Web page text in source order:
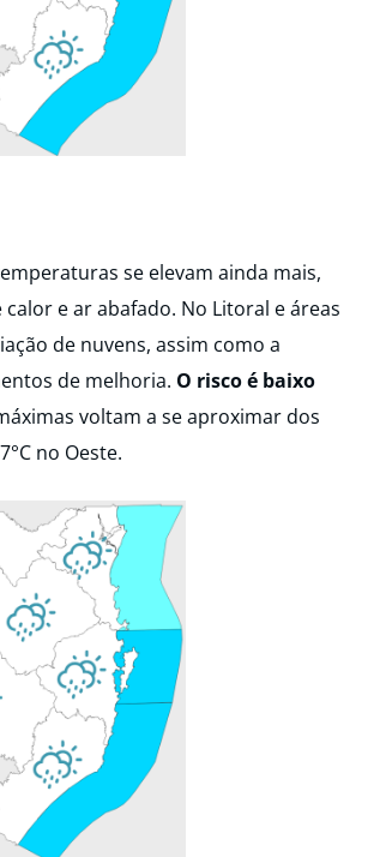
se elevam ainda mais,
e ar abafado. No Litoral e áreas
de nuvens, assim como a
de melhoria. O risco é baixo
voltam a se aproximar dos
no Oeste.